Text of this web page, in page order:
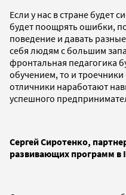
Если у нас в стране будет
будет поощрять ошибки,
поведение и давать
себя людям с большим
фронтальная педагогика
обучением, то и троечники
отличники наработают
успешного
Сергей Сиротенко,
развивающих программ в